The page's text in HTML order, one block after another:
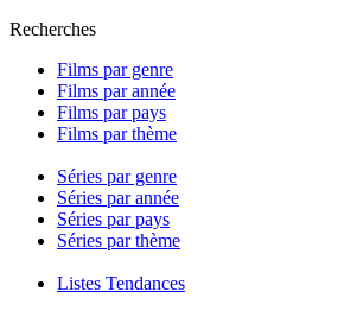
Recherches
Films par genre
Films par année
Films par pays
Films par thème
Séries par genre
Séries par année
Séries par pays
Séries par thème
Listes Tendances